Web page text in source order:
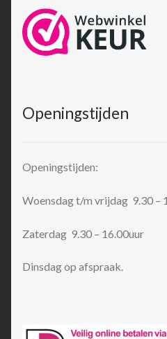
Openingstijden
Openingstijden:
Woensdag t/m vrijdag 9.30 –
Zaterdag 9.30 – 16.00uur
Dinsdag op afspraak.